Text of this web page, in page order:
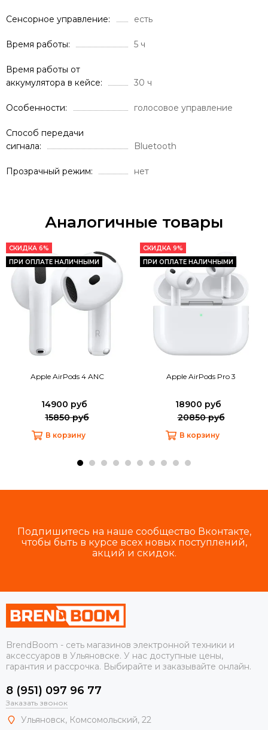
Сенсорное управление есть
Время работы 5 ч
Время работы от
аккумулятора в кейсе
30 ч
Особенности голосовое управление
Способ передачи
сигнала
Bluetooth
Прозрачный режим нет
Аналогичные товары
СКИДКА 6%
ПРИ ОПЛАТЕ НАЛИЧНЫМИ
Apple AirPods 4 ANC
14900 руб
15850 руб
В корзину
СКИДКА 9%
ПРИ ОПЛАТЕ НАЛИЧНЫМИ
Apple AirPods Pro 3
18900 руб
20850 руб
В корзину
Подпишитесь на наше сообщество Вконтакте,
чтобы быть в курсе всех новых поступлений,
акций и скидок.
BrendBoom - сеть магазинов электронной техники и
аксессуаров в Ульяновске. У нас доступные цены,
гарантия и рассрочка. Выбирайте и заказывайте онлайн.
8 (951) 097 96 77
Заказать звонок
Ульяновск, Комсомольский, 22